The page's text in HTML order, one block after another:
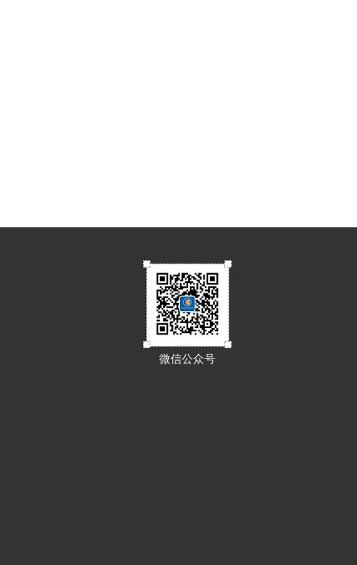
微信公众号